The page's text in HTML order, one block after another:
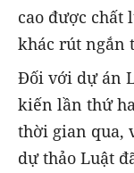
cao được chất
khác rút ngắn
Đối với dự án
kiến lần thứ
thời gian qua,
dự thảo Luật